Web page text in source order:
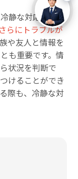
静な対応が重要
らにトラブルが
や友人と情報を
も重要です。情
状況を判断で
けることができ
際も、冷静な対